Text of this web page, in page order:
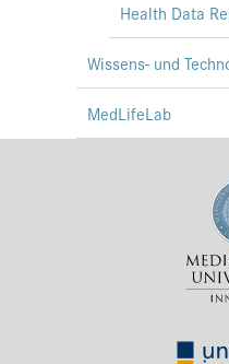
Health Data
Wissens- und
MedLifeLab